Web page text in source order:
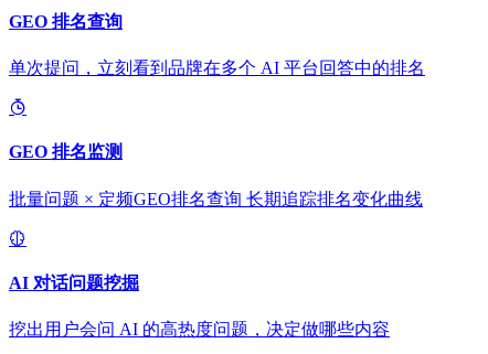
GEO 排名查询
单次提问，立刻看到品牌在多个 AI 平台回答中的排名
GEO 排名监测
批量问题 × 定频GEO排名查询 长期追踪排名变化曲线
AI 对话问题挖掘
挖出用户会问 AI 的高热度问题，决定做哪些内容